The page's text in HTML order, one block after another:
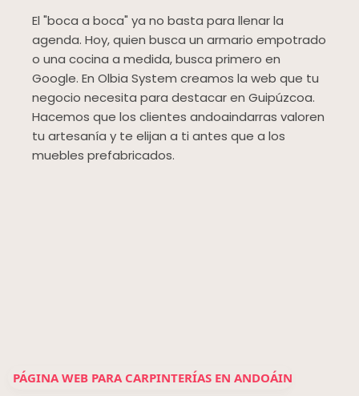
El "boca a boca" ya no basta para llenar la
agenda. Hoy, quien busca un armario empotrado
o una cocina a medida, busca primero en
Google. En Olbia System creamos la web que tu
negocio necesita para destacar en Guipúzcoa.
Hacemos que los clientes andoaindarras valoren
tu artesanía y te elijan a ti antes que a los
muebles prefabricados.
PÁGINA WEB PARA CARPINTERÍAS EN ANDOÁIN